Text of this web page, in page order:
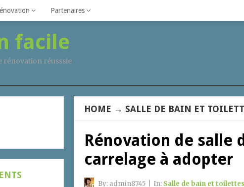
Partenaires
facile
rénovation réusssie
HOME → SALLE DE BAIN ET
Rénovation de salle
carrelage à adopter
By: admin8745 In: Salle de bain et toilettes